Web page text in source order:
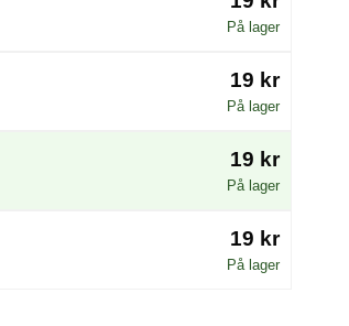
På lager
19 kr
På lager
19 kr
På lager
19 kr
På lager